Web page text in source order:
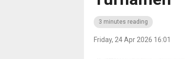
3 minutes reading
Friday, 24 Apr 2026 16:01